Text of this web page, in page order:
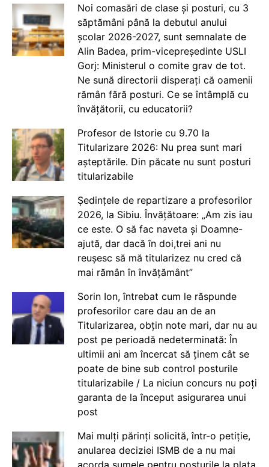
Noi comasări de clase și posturi, cu 3
săptămâni până la debutul anului
școlar 2026-2027, sunt semnalate de
Alin Badea, prim-vicepreședinte USLI
Gorj: Ministerul o comite grav de tot.
Ne sună directorii disperați că oamenii
rămân fără posturi. Ce se întâmplă cu
învățătorii, cu educatorii?
Profesor de Istorie cu 9.70 la
Titularizare 2026: Nu prea sunt mari
așteptările. Din păcate nu sunt posturi
titularizabile
Ședințele de repartizare a profesorilor
2026, la Sibiu. Învățătoare: „Am zis iau
ce este. O să fac naveta și Doamne-
ajută, dar dacă în doi,trei ani nu
reușesc să mă titularizez nu cred că
mai rămân în învățământ”
Sorin Ion, întrebat cum le răspunde
profesorilor care dau an de an
Titularizarea, obțin note mari, dar nu au
post pe perioadă nedeterminată: În
ultimii ani am încercat să ținem cât se
poate de bine sub control posturile
titularizabile / La niciun concurs nu poți
garanta de la început asigurarea unui
post
Mai mulți părinți solicită, într-o petiție,
anularea deciziei ISMB de a nu mai
acorda sumele pentru posturile la plata